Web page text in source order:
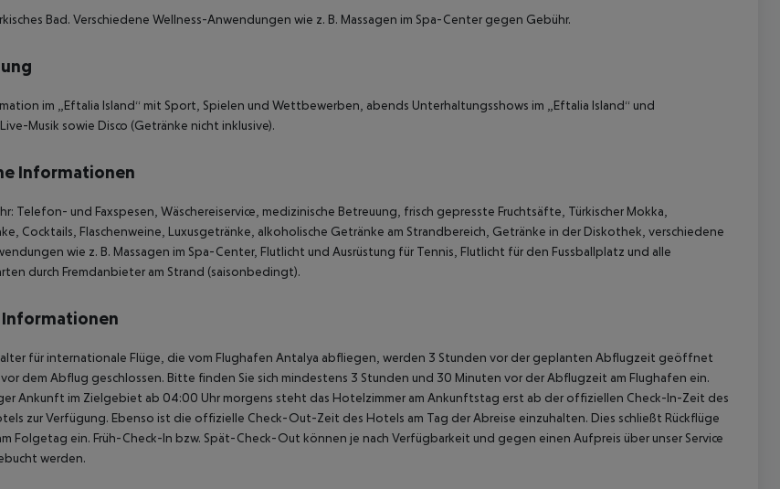
Bad. Verschiedene Wellness-Anwendungen wie z. B. Massagen im Spa-Center gegen Gebühr.
im „Eftalia Island“ mit Sport, Spielen und Wettbewerben, abends Unterhaltungsshows im „Eftalia Island“ und
Musik sowie Disco (Getränke nicht inklusive).
Informationen
Telefon- und Faxspesen, Wäschereiservice, medizinische Betreuung, frisch gepresste Fruchtsäfte, Türkischer Mokka,
Cocktails, Flaschenweine, Luxusgetränke, alkoholische Getränke am Strandbereich, Getränke in der Diskothek, verschiedene
wie z. B. Massagen im Spa-Center, Flutlicht und Ausrüstung für Tennis, Flutlicht für den Fussballplatz und alle
durch Fremdanbieter am Strand (saisonbedingt).
für internationale Flüge, die vom Flughafen Antalya abfliegen, werden 3 Stunden vor der geplanten Abflugzeit geöffnet
vor dem Abflug geschlossen. Bitte finden Sie sich mindestens 3 Stunden und 30 Minuten vor der Abflugzeit am Flughafen ein.
Ankunft im Zielgebiet ab 04:00 Uhr morgens steht das Hotelzimmer am Ankunftstag erst ab der offiziellen Check-In-Zeit des
zur Verfügung. Ebenso ist die offizielle Check-Out-Zeit des Hotels am Tag der Abreise einzuhalten. Dies schließt Rückflüge
Folgetag ein. Früh-Check-In bzw. Spät-Check-Out können je nach Verfügbarkeit und gegen einen Aufpreis über unser Service
werden.